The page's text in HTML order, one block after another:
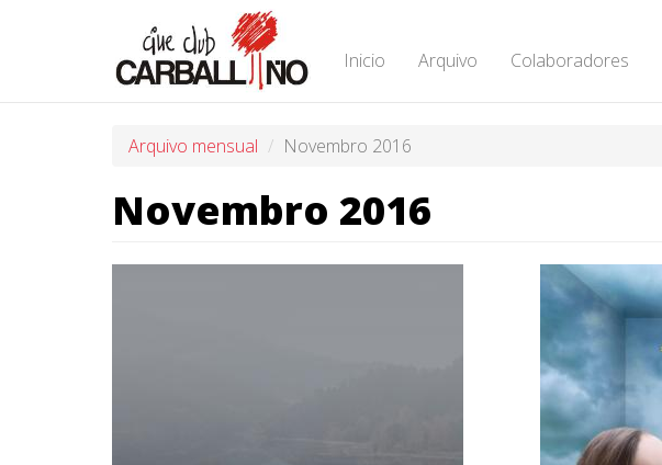
Inicio Arquivo Colaboradores
Arquivo mensual Novembro 2016
Novembro 2016